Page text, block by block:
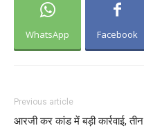
WhatsApp Facebook
Previous article
आरजी कर कांड में बड़ी कार्रवाई, तीन